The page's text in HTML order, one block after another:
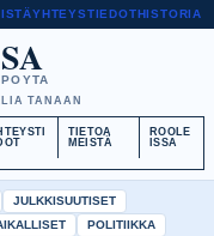
YHTEYSTIEDOTHISTORIA
TANAAN
TIETOA
MEISTÄ
ROOLE
ISSA
JULKKISUUTISET
POLITIIKKA